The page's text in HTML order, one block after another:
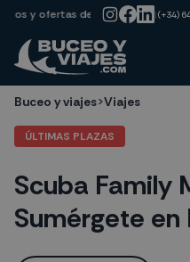
y ofertas de última hora!! →
|(+34)
Buceo y viajes>Viajes
ÚLTIMAS PLAZAS
Scuba Family
Sumérgete en